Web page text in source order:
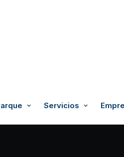
Servicios